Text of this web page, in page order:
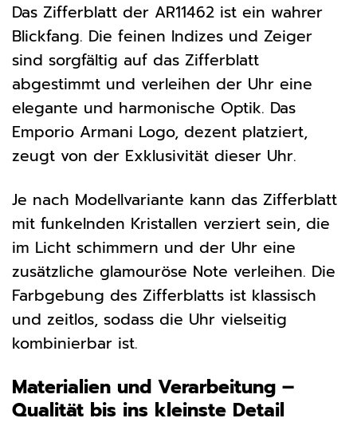
Das Zifferblatt der AR11462 ist ein wahrer
Blickfang. Die feinen Indizes und Zeiger
sind sorgfältig auf das Zifferblatt
abgestimmt und verleihen der Uhr eine
elegante und harmonische Optik. Das
Emporio Armani Logo, dezent platziert,
zeugt von der Exklusivität dieser Uhr.
Je nach Modellvariante kann das Zifferblatt
mit funkelnden Kristallen verziert sein, die
im Licht schimmern und der Uhr eine
zusätzliche glamouröse Note verleihen. Die
Farbgebung des Zifferblatts ist klassisch
und zeitlos, sodass die Uhr vielseitig
kombinierbar ist.
Materialien und Verarbeitung –
Qualität bis ins kleinste Detail